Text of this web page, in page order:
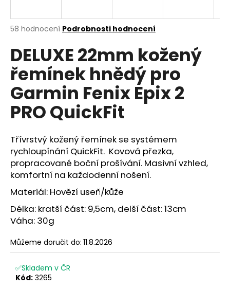
Průměrné
produktu
je
4,4
5
hvězdiček.
58 hodnocení Podrobnosti hodnocení
DELUXE 22mm kožený
řemínek hnědý pro
Garmin Fenix Epix 2
PRO QuickFit
Třívrstvý kožený řemínek se systémem
rychloupínání QuickFit. Kovová přezka,
propracované boční prošívání. Masivní vzhled,
komfortní na každodenní nošení.
Materiál: Hovězí useň/kůže
Délka: kratší část: 9,5cm, delší část: 13cm
Váha: 30g
Můžeme doručit do: 11.8.2026
✅Skladem v ČR
Kód: 3265
j
t
?
HLEDAT
D
o
p
o
r
u
u
j
e
m